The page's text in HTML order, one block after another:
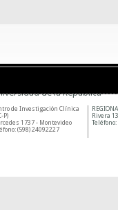
de la República
Rivera
Teléfono:
de Investigación Clínica
P)
1737 - Montevideo
(598) 24092227